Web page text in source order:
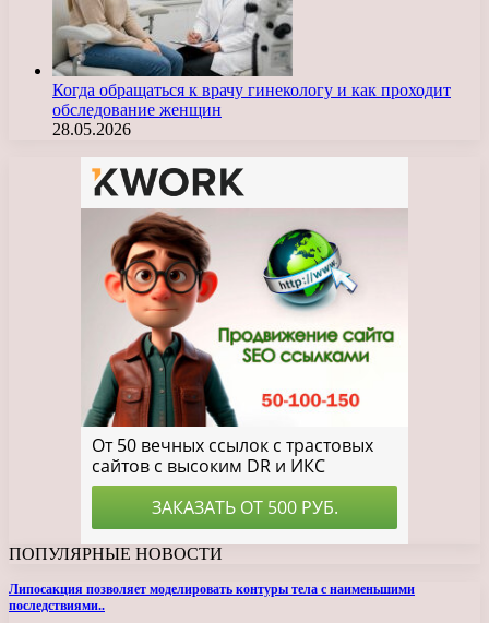
Когда обращаться к врачу гинекологу и как проходит
обследование женщин
28.05.2026
ПОПУЛЯРНЫЕ НОВОСТИ
Липосакция позволяет моделировать контуры тела с наименьшими
последствиями..